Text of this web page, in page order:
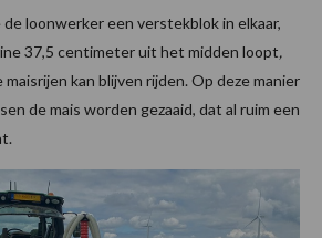
loonwerker een verstekblok in elkaar,
37,5 centimeter uit het midden loopt,
kan blijven rijden. Op deze manier
de mais worden gezaaid, dat al ruim een